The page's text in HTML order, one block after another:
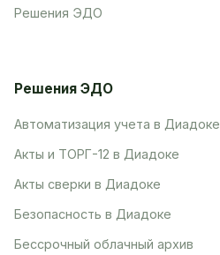
Решения ЭДО
Решения ЭДО
Автоматизация учета в Диадоке
Акты и ТОРГ-12 в Диадоке
Акты сверки в Диадоке
Безопасность в Диадоке
Бессрочный облачный архив